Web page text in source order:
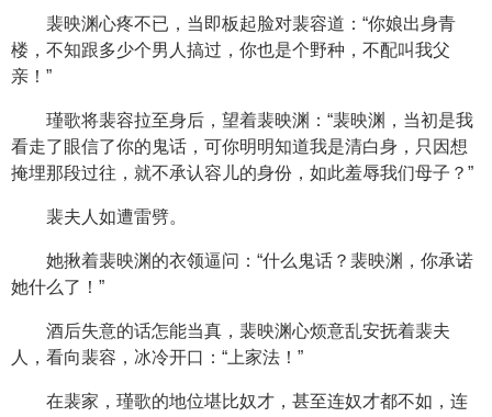
裴映渊心疼不已，当即板起脸对裴容道：“你娘出身青
楼，不知跟多少个男人搞过，你也是个野种，不配叫我父
亲！”
瑾歌将裴容拉至身后，望着裴映渊：“裴映渊，当初是我
看走了眼信了你的鬼话，可你明明知道我是清白身，只因想
掩埋那段过往，就不承认容儿的身份，如此羞辱我们母子？”
裴夫人如遭雷劈。
她揪着裴映渊的衣领逼问：“什么鬼话？裴映渊，你承诺
她什么了！”
酒后失意的话怎能当真，裴映渊心烦意乱安抚着裴夫
人，看向裴容，冰冷开口：“上家法！”
在裴家，瑾歌的地位堪比奴才，甚至连奴才都不如，连